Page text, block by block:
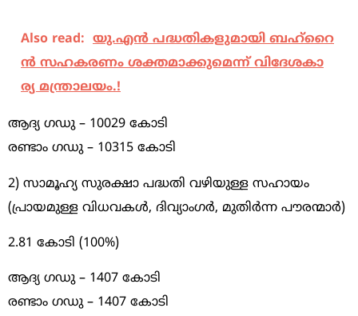
Also read: യു.​​എ​​ൻ പ​​ദ്ധ​​തി​​ക​​ളു​​മാ​​യി ബ​​ഹ്​​​റൈ​​
ൻ സ​​ഹ​​ക​​ര​​ണം ശ​​ക്ത​മാ​ക്കു​മെ​ന്ന് വി​​ദേ​​ശ​​കാ​​
ര്യ മന്ത്രാലയം.!
ആദ്യ ഗഡു – 10029 കോടി
രണ്ടാം ഗഡു – 10315 കോടി
2) സാമൂഹ്യ സുരക്ഷാ പദ്ധതി വഴിയുള്ള സഹായം
(പ്രായമുള്ള വിധവകൾ, ദിവ്യാംഗർ, മുതിർന്ന പൗരന്മാർ)
2.81 കോടി (100%)
ആദ്യ ഗഡു – 1407 കോടി
രണ്ടാം ഗഡു – 1407 കോടി